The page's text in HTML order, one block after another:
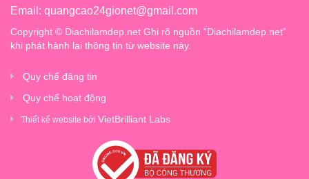
Email: quangcao24gionet@gmail.com
Copyright © Diachilamdep.net Ghi rõ nguồn “Diachilamdep.net”
khi phát hành lại thông tin từ website này.
Quy chế đăng tin
Quy chế hoạt động
Thiết kế website bởi VietBrilliant Labs